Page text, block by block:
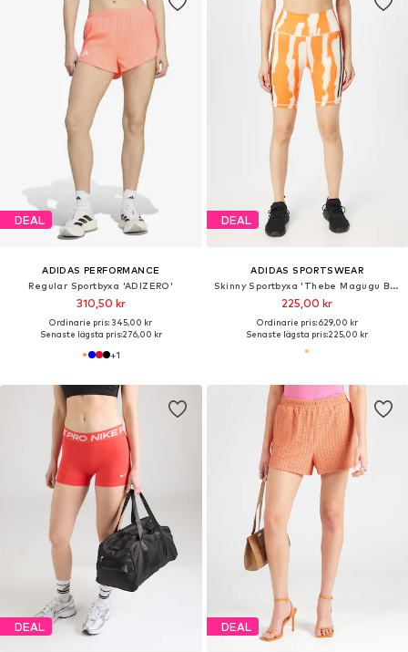
DEAL
ADIDAS PERFORMANCE
Regular Sportbyxa 'ADIZERO'
310,50 kr
Ordinarie pris: 345,00 kr
Senaste lägsta pris:276,00 kr
+1
DEAL
ADIDAS SPORTSWEAR
Skinny Sportbyxa 'Thebe Magugu Bike'
225,00 kr
Ordinarie pris: 629,00 kr
Senaste lägsta pris:225,00 kr
DEAL DEAL